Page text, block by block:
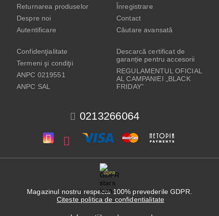
0213266064
Returnarea produselor
Despre noi
Autentificare
Înregistrare
Contact
Căutare avansată
Confidenţialitate
Termeni şi condiţii
ANPC 0219551
ANPC SAL
Descarcă certificat de
garanție pentru accesorii
REGULAMENTUL OFICIAL
AL CAMPANIEI „BLACK
FRIDAY”
GDPR
Magazinul nostru respecta 100% prevederile GDPR.
Citeste politica de confidentialitate